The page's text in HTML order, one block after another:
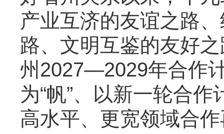
产业互济的友谊之路
路、文明互鉴的友好
州2027—2029年合作
为“帆”、以新一轮合
高水平、更宽领域合